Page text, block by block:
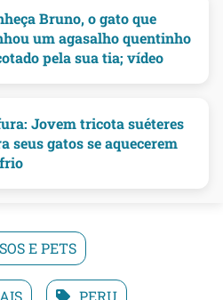
Bruno, o gato que
um agasalho quentinho
pela sua tia; vídeo
Jovem tricota suéteres
seus gatos se aquecerem
E PETS
PERU